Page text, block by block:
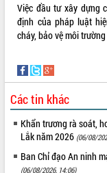
VIDEO
ALBUM ẢNH
Việc đầu tư xây dựng
định của pháp luật
cháy, bảo vệ môi
Các tin khác
Khẩn trương rà soát,
Lắk năm 2026 (06/08/
Ban Chỉ đạo An ninh
(06/08/2026, 14:06)